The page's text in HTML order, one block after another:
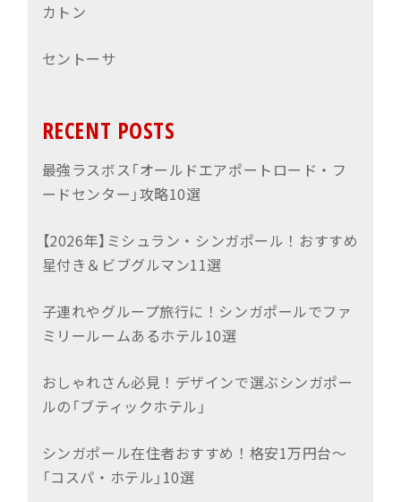
カトン
セントーサ
RECENT POSTS
最強ラスボス「オールドエアポートロード・フ
ードセンター」攻略10選
【2026年】ミシュラン・シンガポール！おすすめ
星付き＆ビブグルマン11選
子連れやグループ旅行に！シンガポールでファ
ミリールームあるホテル10選
おしゃれさん必見！デザインで選ぶシンガポー
ルの「ブティックホテル」
シンガポール在住者おすすめ！格安1万円台〜
「コスパ・ホテル」10選